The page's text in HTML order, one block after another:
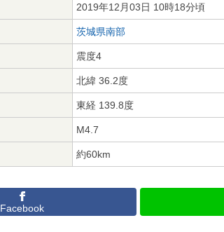
2019年12月03日 10時18分頃
茨城県南部
震度4
北緯 36.2度
東経 139.8度
M4.7
約60km
Facebook